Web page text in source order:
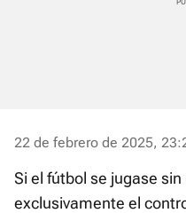
22 de febrero de 2025,
Si el fútbol se jugase
exclusivamente el